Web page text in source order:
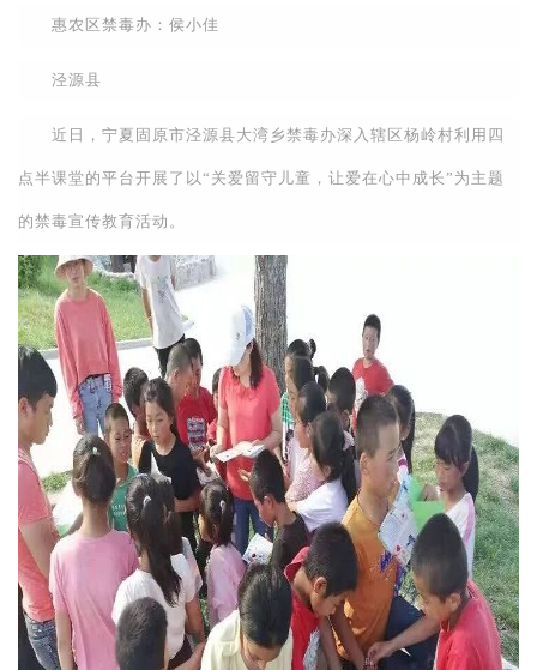
惠农区禁毒办：侯小佳
泾源县
近日，宁夏固原市泾源县大湾乡禁毒办深入辖区杨岭村利用四
点半课堂的平台开展了以“关爱留守儿童，让爱在心中成长”为主题
的禁毒宣传教育活动。